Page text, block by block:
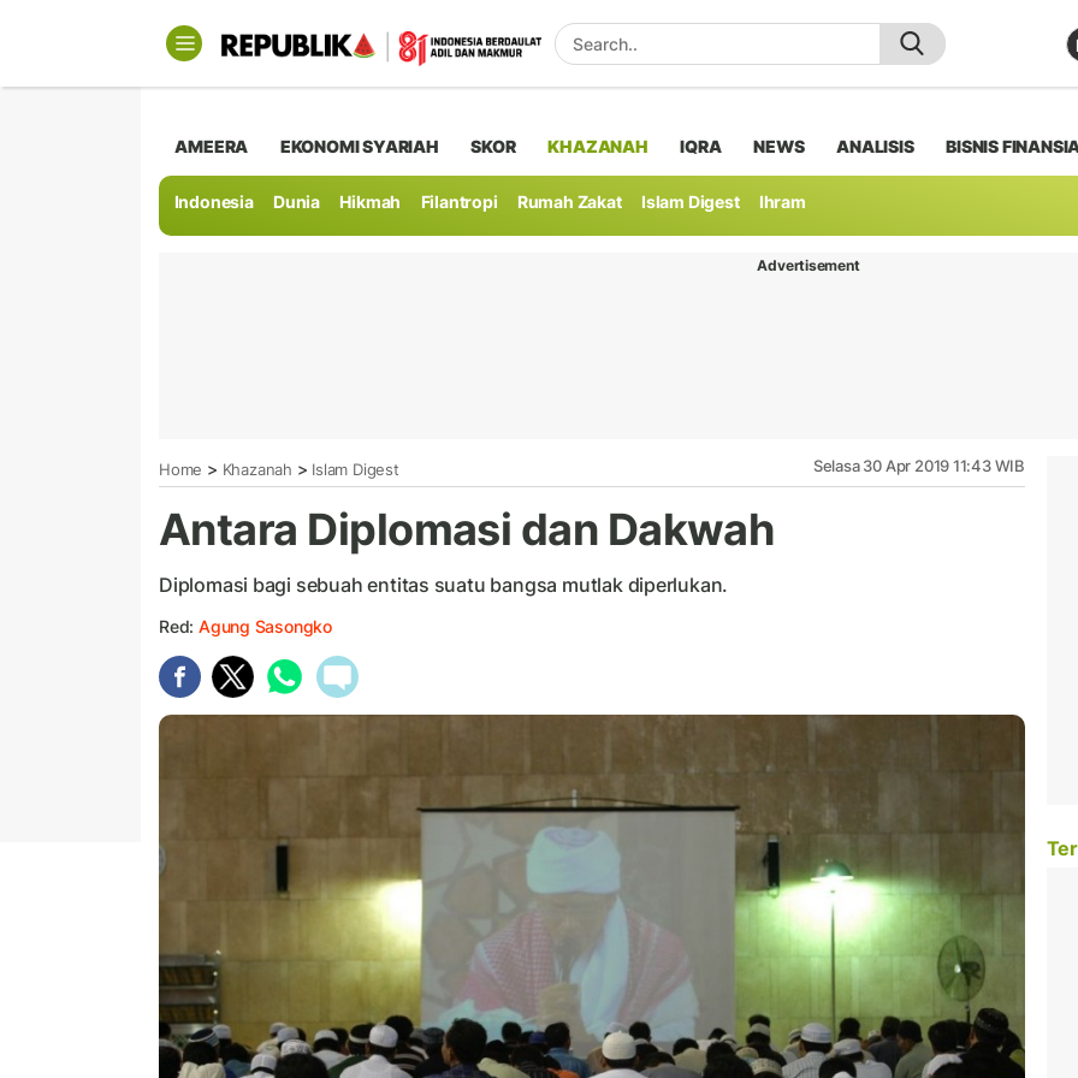
AMEERA EKONOMI SYARIAH SKOR KHAZANAH IQRA NEWS ANALISIS BISNIS
Indonesia Dunia Hikmah Filantropi Rumah Zakat Islam Digest Ihram
Advertisement
Home > Khazanah > Islam Digest Selasa 30 Apr 2019 11:43 WIB
Antara Diplomasi dan Dakwah
Diplomasi bagi sebuah entitas suatu bangsa mutlak diperlukan.
Red: Agung Sasongko